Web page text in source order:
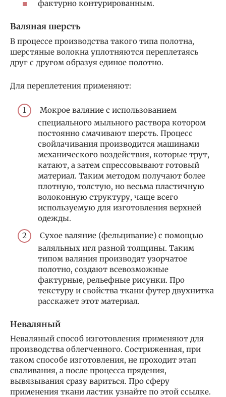
фактурно контурированным.
Валяная шерсть
В процессе производства такого типа полотна,
шерстяные волокна уплотняются переплетаясь
друг с другом образуя единое полотно.
Для переплетения применяют:
Мокрое валяние с использованием
специального мыльного раствора котором
постоянно смачивают шерсть. Процесс
свойлачивания производится машинами
механического воздействия, которые трут,
катают, а затем спрессовывают готовый
материал. Таким методом получают более
плотную, толстую, но весьма пластичную
волоконную структуру, чаще всего
используемую для изготовления верхней
одежды.
Сухое валяние (фельцивание) с помощью
валяльных игл разной толщины. Таким
типом валяния производят узорчатое
полотно, создают всевозможные
фактурные, рельефные рисунки. Про
текстуру и свойства ткани футер двухнитка
расскажет этот материал.
Неваляный
Неваляный способ изготовления применяют для
производства облегченного. Состриженная, при
таком способе изготовления, не проходит этап
сваливания, а после процесса прядения,
вывязывания сразу вариться. Про сферу
применения ткани ластик узнайте по этой ссылке.